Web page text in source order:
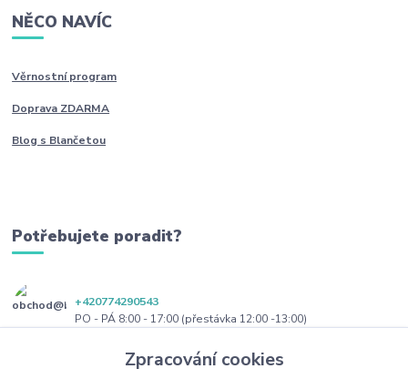
NĚCO NAVÍC
Věrnostní program
Doprava ZDARMA
Blog s Blančetou
Potřebujete poradit?
+420774290543
PO - PÁ 8:00 - 17:00 (přestávka 12:00 -13:00)
obchod@blanceta.czZpracování cookies